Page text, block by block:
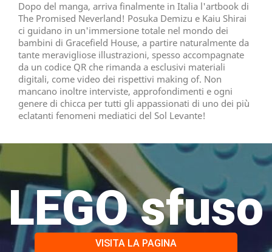
Dopo del manga, arriva finalmente in Italia l'artbook di
The Promised Neverland! Posuka Demizu e Kaiu Shirai
ci guidano in un'immersione totale nel mondo dei
bambini di Gracefield House, a partire naturalmente da
tante meravigliose illustrazioni, spesso accompagnate
da un codice QR che rimanda a esclusivi materiali
digitali, come video dei rispettivi making of. Non
mancano inoltre interviste, approfondimenti e ogni
genere di chicca per tutti gli appassionati di uno dei più
eclatanti fenomeni mediatici del Sol Levante!
LEGO sfuso
VISITA LA PAGINA